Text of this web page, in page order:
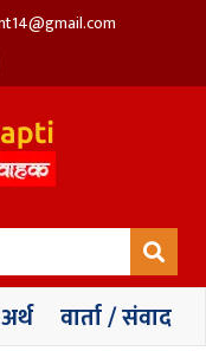
अर्थ वार्ता / संवाद